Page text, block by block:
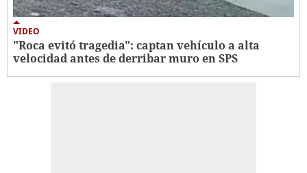
VIDEO
"Roca evitó tragedia": captan vehículo a alta
velocidad antes de derribar muro en SPS